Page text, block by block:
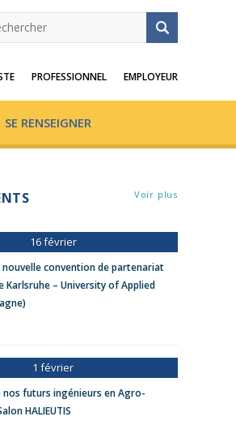
PROFESSIONNEL EMPLOYEUR
SE RENSEIGNER
Voir plus
16 février
nouvelle convention de partenariat
Karlsruhe – University of Applied
1 février
futurs ingénieurs en Agro-
HALIEUTIS